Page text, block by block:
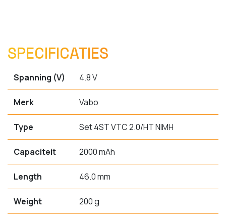
SPECIFICATIES
Spanning (V) 4.8 V
Merk Vabo
Type Set 4ST VTC 2.0/HT NIMH
Capaciteit 2000 mAh
Length 46.0 mm
Weight 200 g